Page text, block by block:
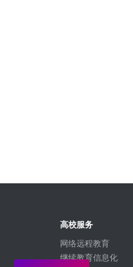
高校服务
网络远程教育
继续教育信息化